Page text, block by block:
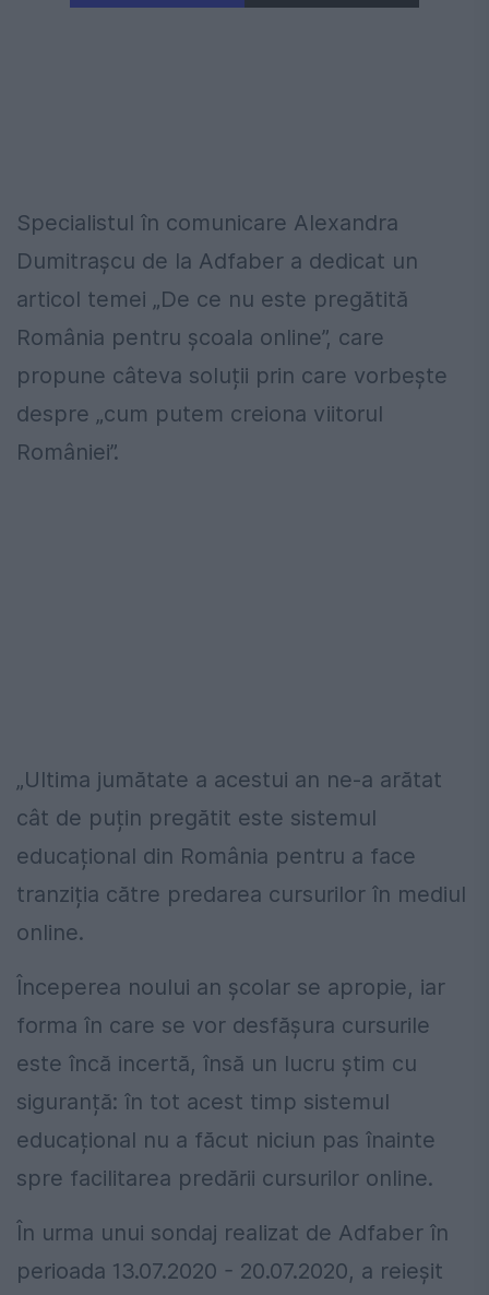
Specialistul în comunicare Alexandra
Dumitrașcu de la Adfaber a dedicat un
articol temei „De ce nu este pregătită
România pentru școala online”, care
propune câteva soluții prin care vorbește
despre „cum putem creiona viitorul
României”.
„Ultima jumătate a acestui an ne-a arătat
cât de puțin pregătit este sistemul
educațional din România pentru a face
tranziția către predarea cursurilor în mediul
online.
Începerea noului an școlar se apropie, iar
forma în care se vor desfășura cursurile
este încă incertă, însă un lucru știm cu
siguranță: în tot acest timp sistemul
educațional nu a făcut niciun pas înainte
spre facilitarea predării cursurilor online.
În urma unui sondaj realizat de Adfaber în
perioada 13.07.2020 - 20.07.2020, a reieșit